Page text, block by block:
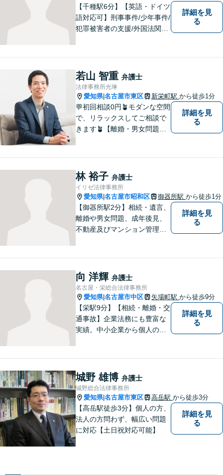
など
【千種駅6分】【英語・ドイツ
語対応可】刑事事件/少年事件/
犯罪被害者の支援/外国法関連/
ち、希望、考え方を尊重し、
迅速に問題を解決することを
心がけております。
詳細を見
る
若山 智重 弁護士
法律事務所光琳
愛知県|名古屋市東区 新栄町駅 から徒歩1分
💬初回相談0円🪴モダンな空間
で、リラックスしてご相談で
きます🪴【離婚・男女問題】
ご相談ください。明るい未来
に向け一緒に歩んでいきまし
ょう【相続の相談にも対応】
詳細を見
る
林 裕子 弁護士
イリゼ法律事務所
愛知県|名古屋市昭和区 御器所駅 から徒歩1分
【御器所駅2分】相続・遺言、
離婚や男女問題、成年後見、
不動産及びマンション管理な
い、丁寧な説明と迅速な対応
を心がけております。【完全
個室】【法テラス利用可】
詳細を見
る
向 洋輝 弁護士
名古屋・栄総合法律事務所
愛知県|名古屋市中区 矢場町駅 から徒歩9分
【栄駅9分】【相続・離婚・交
通事故】企業法務にも豊富な
実績。中小企業から個人の方
お困りのことがございました
ら、まずはお気軽にご相談く
ださい。
詳細を見
る
城野 雄博 弁護士
城野総合法律事務所
愛知県|名古屋市東区 高岳駅 から徒歩3分
【高岳駅徒歩3分】個人の方、
法人の方問わず、幅広い問題
に対応【土日祝対応可能】
詳細を見
る